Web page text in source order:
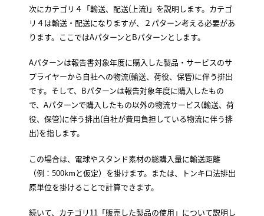
次にカテゴリ４「輸送、配送(上流)」を説明します。カテゴ
リ４は輸送・配送になりますが、２パターン考える必要があ
ります。ここではAパターンとBパターンとします。
Aパターンは報告書対象年度に購入した製品・サービスのサ
プライヤーから自社への物流(輸送、荷役、保管)に伴う排出
です。そして、Bパターンは報告対象年度に購入したもの
で、Aパターンで購入したもの以外の物流サービス(輸送、荷
役、保管)に伴う排出(自社が費用負担している物流に伴う排
出)を指します。
この場合は、電球やスタンド素材の総購入量に輸送距離
（例：500kmと仮定）を掛けます。または、トンキロ法排出
原単位を掛けることで計算できます。
続いて、カテゴリ11「販売した製品の使用」について説明し